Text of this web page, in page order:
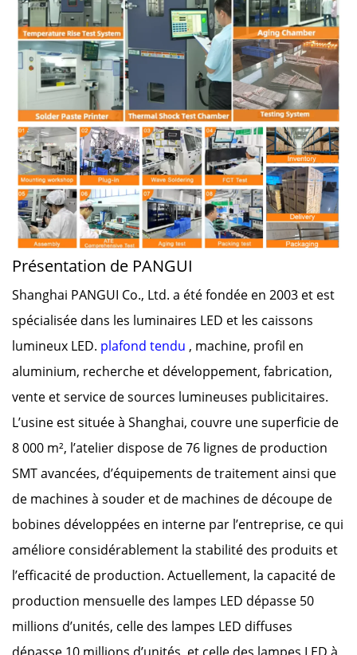
Présentation de PANGUI
Shanghai PANGUI Co., Ltd. a été fondée en 2003 et est
spécialisée dans les luminaires LED et les caissons
lumineux LED. plafond tendu , machine, profil en
aluminium, recherche et développement, fabrication,
vente et service de sources lumineuses publicitaires.
L’usine est située à Shanghai, couvre une superficie de
8 000 m², l’atelier dispose de 76 lignes de production
SMT avancées, d’équipements de traitement ainsi que
de machines à souder et de machines de découpe de
bobines développées en interne par l’entreprise, ce qui
améliore considérablement la stabilité des produits et
l’efficacité de production. Actuellement, la capacité de
production mensuelle des lampes LED dépasse 50
millions d’unités, celle des lampes LED diffuses